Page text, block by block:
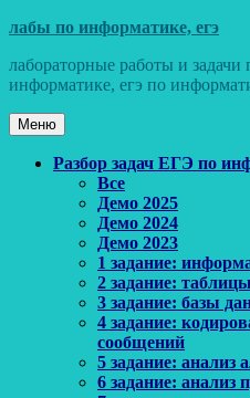
Перейти
содержимому
лабы по информатике, егэ
лабораторные работы и
информатике, егэ по
Меню
Основное
Разбор задач ЕГЭ по
Все
Демо 2025
Демо 2024
Демо 2023
1 задание:
2 задание:
3 задание: базы
4 задание:
сообщений
5 задание: анализ
6 задание: анализ